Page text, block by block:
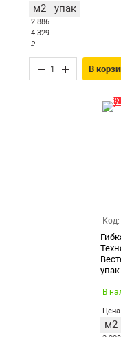
м2 упак
2 886
4 329
₽
В
упак
В
м2